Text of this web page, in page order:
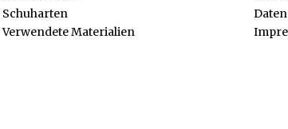
Schuharten
Verwendete Materialien